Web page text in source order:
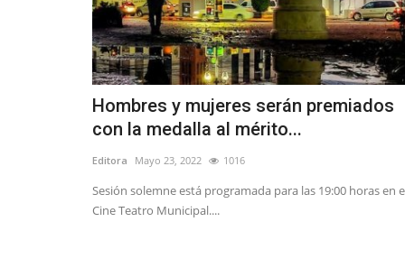
Hombres y mujeres serán premiados
con la medalla al mérito...
Editora Mayo 23, 2022 1016
Sesión solemne está programada para las 19:00 horas en
Cine Teatro Municipal....